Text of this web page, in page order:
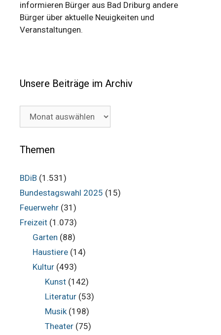
informieren Bürger aus Bad Driburg andere
Bürger über aktuelle Neuigkeiten und
Veranstaltungen.
Unsere Beiträge im Archiv
Archiv
Themen
BDiB (1.531)
Bundestagswahl 2025 (15)
Feuerwehr (31)
Freizeit (1.073)
Garten (88)
Haustiere(14)
Kultur(493)
Kunst (142)
Literatur (53)
Musik (198)
Theater (75)